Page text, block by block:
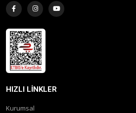
HIZLI LINKLER
Kurumsal